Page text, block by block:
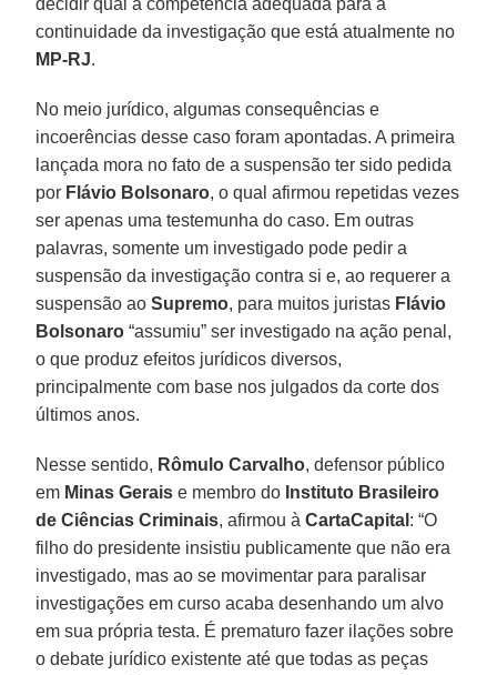
continuidade da investigação que está atualmente no
MP-RJ.
No meio jurídico, algumas consequências e
incoerências desse caso foram apontadas. A primeira
lançada mora no fato de a suspensão ter sido pedida
por Flávio Bolsonaro, o qual afirmou repetidas vezes
ser apenas uma testemunha do caso. Em outras
palavras, somente um investigado pode pedir a
suspensão da investigação contra si e, ao requerer a
suspensão aoSupremo, para muitos juristas Flávio
Bolsonaro “assumiu” ser investigado na ação penal,
o que produz efeitos jurídicos diversos,
principalmente com base nos julgados da corte dos
últimos anos.
Nesse sentido, Rômulo Carvalho, defensor público
em Minas Gerais e membro do Instituto Brasileiro
de Ciências Criminais, afirmou àCartaCapital : “O
filho do presidente insistiu publicamente que não era
investigado, mas ao se movimentar para paralisar
investigações em curso acaba desenhando um alvo
em sua própria testa. É prematuro fazer ilações sobre
o debate jurídico existente até que todas as peças